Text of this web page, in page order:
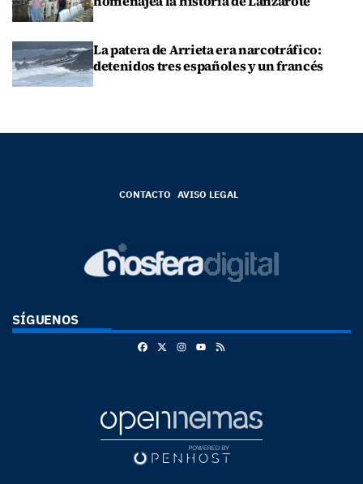
La patera de Arrieta era narcotráfico:
detenidos tres españoles y un francés
CONTACTO AVISO LEGAL
SÍGUENOS
FacebookInstagram